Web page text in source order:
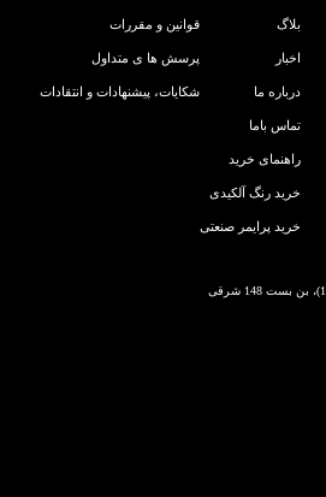
بلاگ
اخبار
درباره ما
تماس باما
راهنمای خرید
خرید رنگ آلکیدی
خرید پرایمر صنعتی
قوانین و مقررات
پرسش ها ی متداول
شکایات، پیشنهادات و انتقادات